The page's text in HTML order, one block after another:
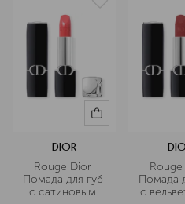
DIOR
Rouge Dior
Помада для губ
с сатиновым
Помада
с